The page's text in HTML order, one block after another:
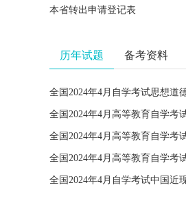
本省转出申请登记表
历年试题 备考资料
全国2024年4月自学考试思想道
全国2024年4月高等教育自学考
全国2024年4月高等教育自学考
全国2024年4月自学考试中国近